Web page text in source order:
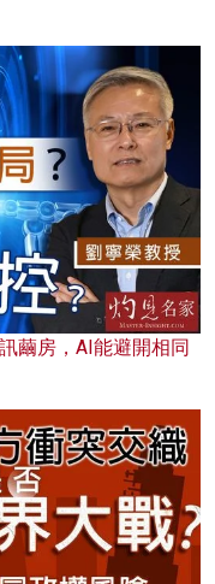
繭房，AI能避開相同